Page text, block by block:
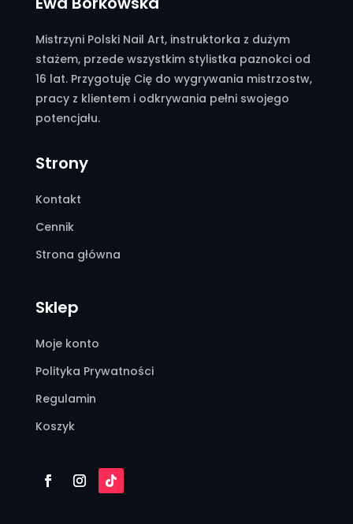
Mistrzyni Polski Nail Art, instruktorka z dużym
stażem, przede wszystkim stylistka paznokci od
16 lat. Przygotuję Cię do wygrywania mistrzostw,
pracy z klientem i odkrywania pełni swojego
potencjału.
Strony
Kontakt
Cennik
Strona główna
Sklep
Moje konto
Polityka Prywatności
Regulamin
Koszyk